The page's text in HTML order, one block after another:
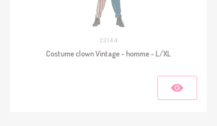
23144
Costume clown Vintage - homme - L/XL